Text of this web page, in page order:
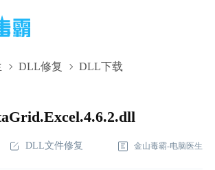
DLL修复 DLL下载
DLL文件修复 金山毒霸-电脑医生